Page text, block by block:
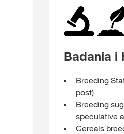
Badania i
Breeding
post)
Breeding
speculative
Cereals